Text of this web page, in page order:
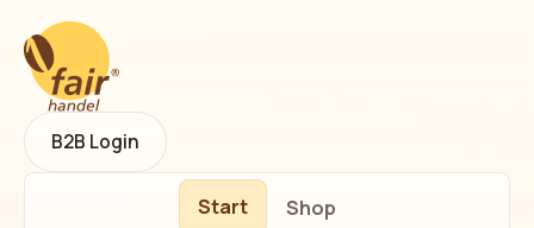
Start Shop
B2B Login